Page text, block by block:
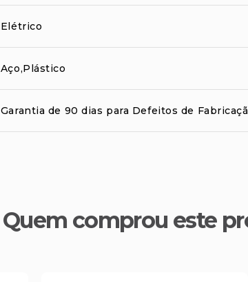
Elétrico
Aço,Plástico
Garantia de 90 dias para Defeitos de
Quem comprou este